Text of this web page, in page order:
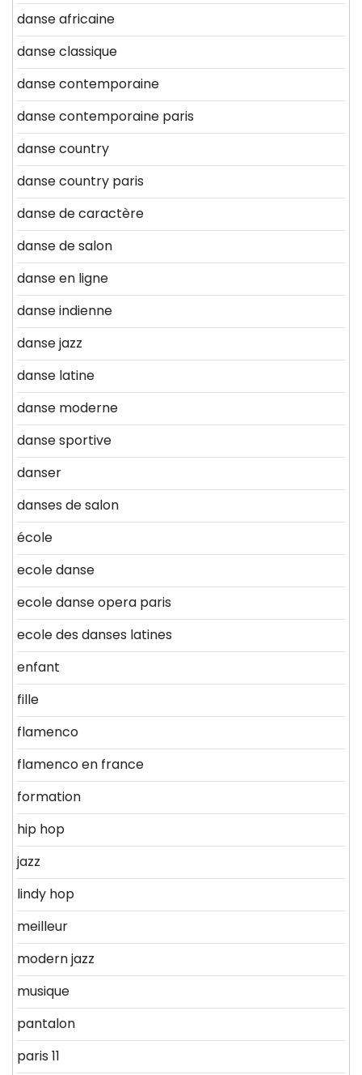
danse africaine
danse classique
danse contemporaine
danse contemporaine paris
danse country
danse country paris
danse de caractère
danse de salon
danse en ligne
danse indienne
danse jazz
danse latine
danse moderne
danse sportive
danser
danses de salon
école
ecole danse
ecole danse opera paris
ecole des danses latines
enfant
fille
flamenco
flamenco en france
formation
hip hop
jazz
lindy hop
meilleur
modern jazz
musique
pantalon
paris 11